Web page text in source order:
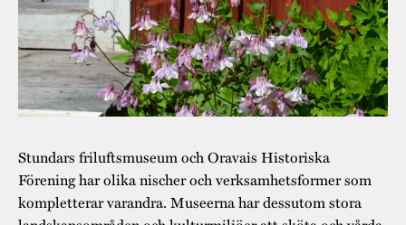
Stundars friluftsmuseum och Oravais Historiska
Förening har olika nischer och verksamhetsformer som
kompletterar varandra. Museerna har dessutom stora